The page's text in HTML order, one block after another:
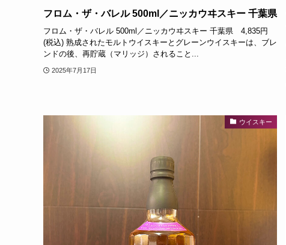
フロム・ザ・バレル 500ml／ニッカウヰスキー 千葉県
フロム・ザ・バレル 500ml／ニッカウヰスキー 千葉県 4,835円
(税込) 熟成されたモルトウイスキーとグレーンウイスキーは、ブレ
ンドの後、再貯蔵（マリッジ）されること...
2025年7月17日
ウイスキー